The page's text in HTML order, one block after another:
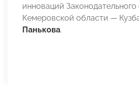
инноваций
Кемеровской области —
Панькова.